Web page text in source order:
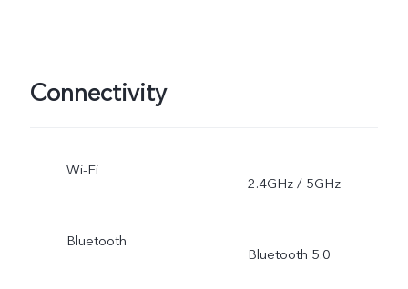
Connectivity
Wi-Fi
2.4GHz / 5GHz
Bluetooth
Bluetooth 5.0